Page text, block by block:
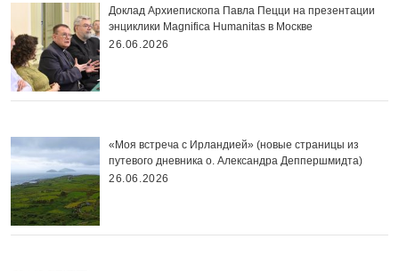
Доклад Архиепископа Павла Пецци на презентации
энциклики Magnifica Нumanitas в Москве
26.06.2026
«Моя встреча с Ирландией» (новые страницы из
путевого дневника о. Александра Деппершмидта)
26.06.2026